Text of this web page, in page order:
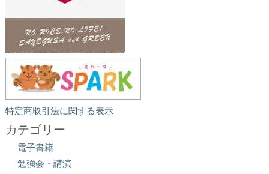
特定商取引法に関する表示
カテゴリー
電子書籍
勉強会・講演